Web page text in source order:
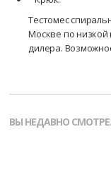
Тестомес
Москве по низкой
дилера.
ВЫ НЕДАВНО